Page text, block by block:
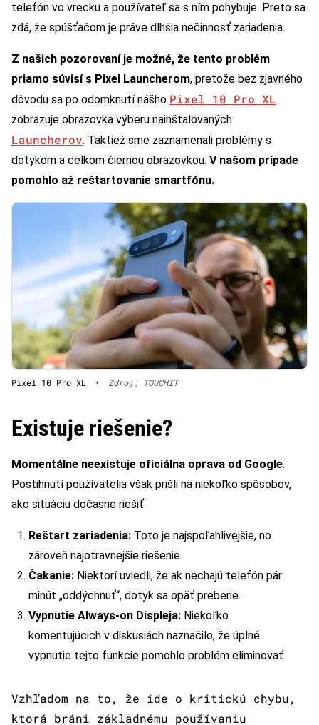
telefón vo vrecku a používateľ sa s ním pohybuje. Preto sa
zdá, že spúšťačom je práve dlhšia nečinnosť zariadenia.
Z našich pozorovaní je možné, že tento problém
priamo súvisí s Pixel Launcherom, pretože bez zjavného
dôvodu sa po odomknutí nášho Pixel 10 Pro XL
zobrazuje obrazovka výberu nainštalovaných
Launcherov. Taktiež sme zaznamenali problémy s
dotykom a celkom čiernou obrazovkou. V našom prípade
pomohlo až reštartovanie smartfónu.
Pixel 10 Pro XL • Zdroj: TOUCHIT
Existuje riešenie?
Momentálne neexistuje oficiálna oprava od Google.
Postihnutí používatelia však prišli na niekoľko spôsobov,
ako situáciu dočasne riešiť:
Reštart zariadenia: Toto je najspoľahlivejšie, no
zároveň najotravnejšie riešenie.
Čakanie: Niektorí uviedli, že ak nechajú telefón pár
minút „oddýchnuť“, dotyk sa opäť preberie.
Vypnutie Always-on Displeja: Niekoľko
komentujúcich v diskusiách naznačilo, že úplné
vypnutie tejto funkcie pomohlo problém eliminovať.
Vzhľadom na to, že ide o kritickú chybu,
ktorá bráni základnému používaniu